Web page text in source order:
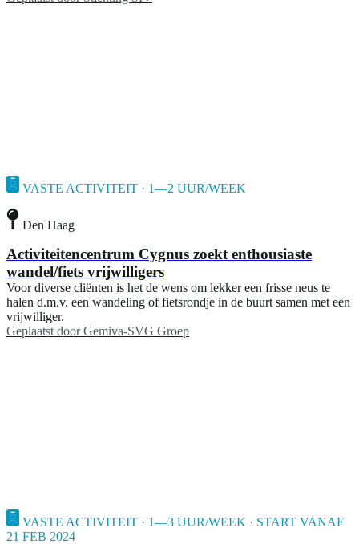
VASTE ACTIVITEIT · 1—2 UUR/WEEK
Den Haag
Activiteitencentrum Cygnus zoekt enthousiaste
wandel/fiets vrijwilligers
Voor diverse cliënten is het de wens om lekker een frisse neus te
halen d.m.v. een wandeling of fietsrondje in de buurt samen met een
vrijwilliger.
Geplaatst door Gemiva-SVG Groep
VASTE ACTIVITEIT · 1—3 UUR/WEEK · START VANAF
21 FEB 2024